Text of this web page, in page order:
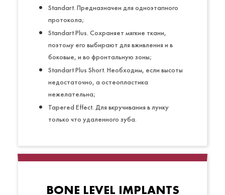
Standart. Предназначен для одноэтапного
протокола;
Standart Plus. Сохраняет мягкие ткани,
поэтому его выбирают для вживления и в
боковые, и во фронтальную зоны;
Standart Plus Short. Необходим, если высоты
недостаточно, а остеопластика
нежелательна;
Tapered Effect. Для вкручивания в лунку
только что удаленного зуба.
BONE LEVEL IMPLANTS